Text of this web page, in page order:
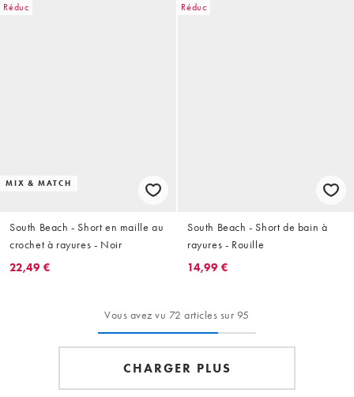
Réduc
MIX & MATCH
South Beach - Short en maille au
crochet à rayures - Noir
22,49 €
Réduc
South Beach - Short de bain à
rayures - Rouille
14,99 €
Vous avez vu 72 articles sur 95
CHARGER PLUS